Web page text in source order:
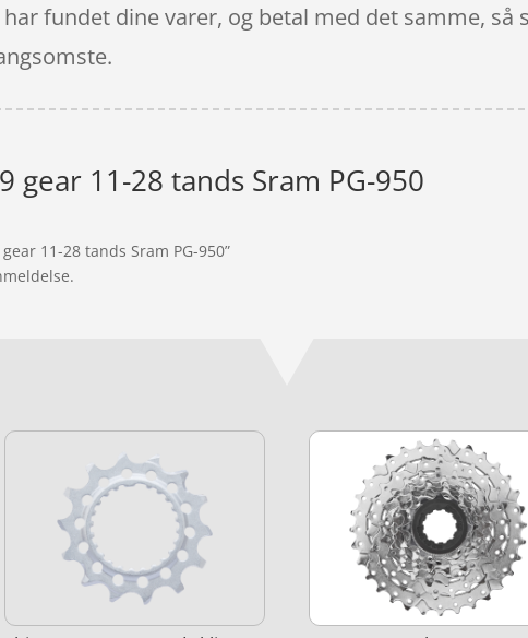
fundet dine varer, og betal med det samme,
gear 11-28 tands Sram PG-950
11-28 tands Sram PG-950”